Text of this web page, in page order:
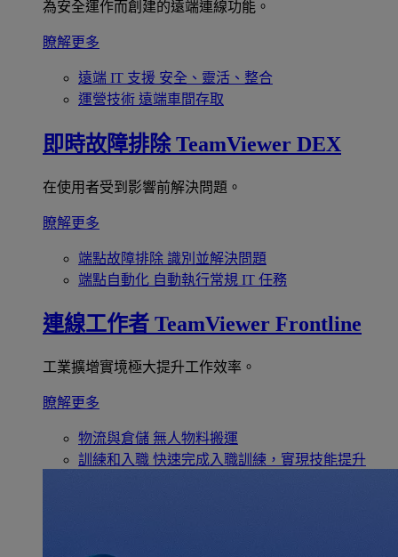
為安全運作而創建的遠端連線功能。
瞭解更多
遠端 IT 支援 安全、靈活、整合
運營技術 遠端車間存取
即時故障排除 TeamViewer DEX
在使用者受到影響前解決問題。
瞭解更多
端點故障排除 識別並解決問題
端點自動化 自動執行常規 IT 任務
連線工作者 TeamViewer Frontline
工業擴增實境極大提升工作效率。
瞭解更多
物流與倉儲 無人物料搬運
訓練和入職 快速完成入職訓練，實現技能提升